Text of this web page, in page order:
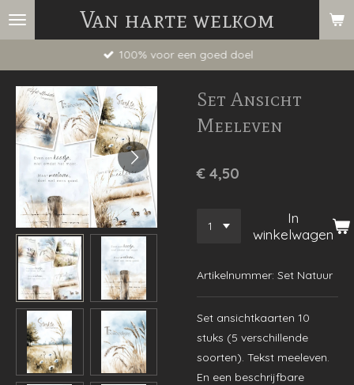
Ga
hoofdinhoud
Van harte welkom
100% voor een goed doel
Set Ansicht
Meeleven
€ 4,50
In
winkelwagen
Artikelnummer: Set Natuur
Set ansichtkaarten 10
stuks (5 verschillende
soorten). Tekst meeleven.
En een beschrijfbare